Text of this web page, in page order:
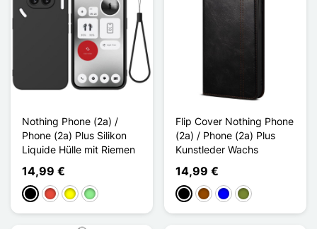
Nothing Phone (2a) /
Phone (2a) Plus Silikon
Liquide Hülle mit Riemen
14,99 €
Schwarz
Rot GelbHellgrün
Flip Cover Nothing Phone
(2a) / Phone (2a) Plus
Kunstleder Wachs
14,99 €
Schwarz
BraunBlauKhaki